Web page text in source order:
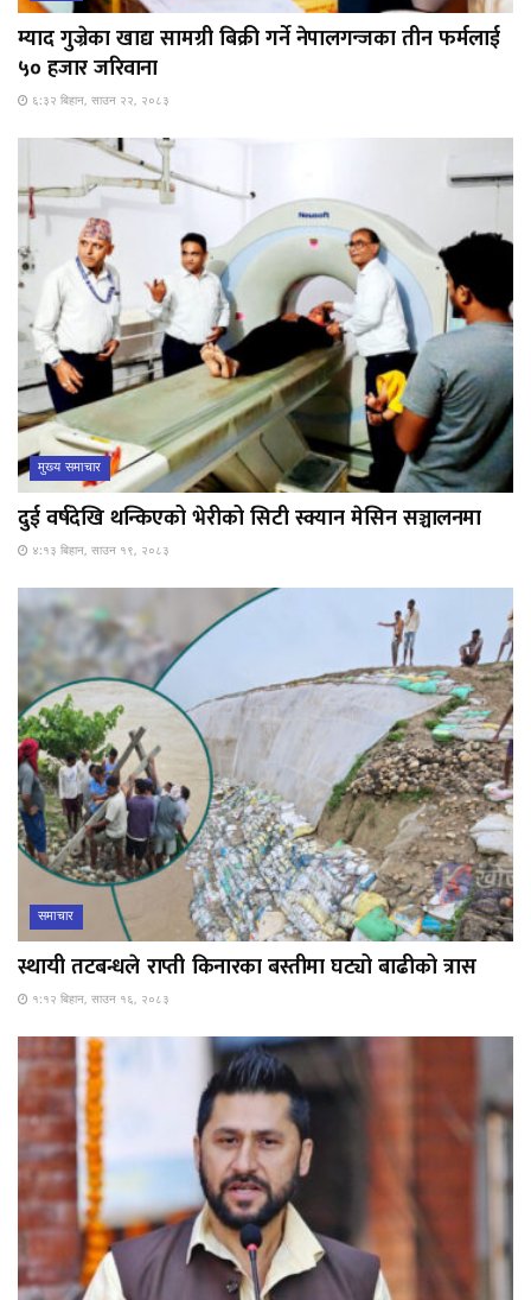
म्याद गुज्रेका खाद्य सामग्री बिक्री गर्ने नेपालगन्जका तीन फर्मलाई
५० हजार जरिवाना
६:३२ बिहान, साउन २२, २०८३
मुख्य समाचार
दुई वर्षदेखि थन्किएको भेरीको सिटी स्क्यान मेसिन सञ्चालनमा
४:१३ बिहान, साउन १९, २०८३
समाचार
स्थायी तटबन्धले राप्ती किनारका बस्तीमा घट्यो बाढीको त्रास
१:१२ बिहान, साउन १६, २०८३